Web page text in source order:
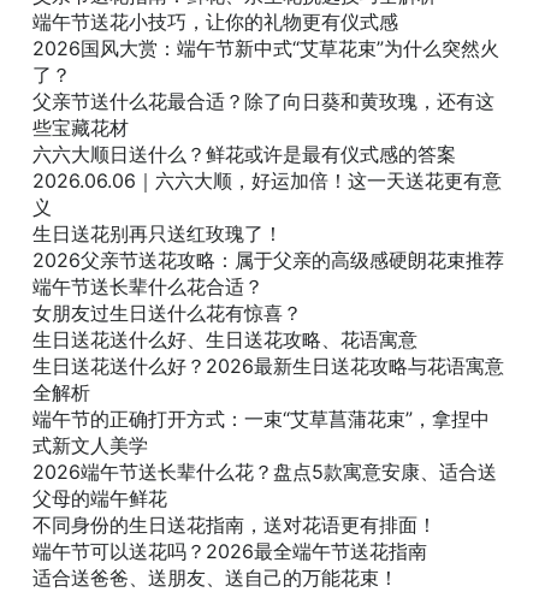
端午节送花小技巧，让你的礼物更有仪式感
2026国风大赏：端午节新中式“艾草花束”为什么突然火
了？
父亲节送什么花最合适？除了向日葵和黄玫瑰，还有这
些宝藏花材
六六大顺日送什么？鲜花或许是最有仪式感的答案
2026.06.06｜六六大顺，好运加倍！这一天送花更有意
义
生日送花别再只送红玫瑰了！
2026父亲节送花攻略：属于父亲的高级感硬朗花束推荐
端午节送长辈什么花合适？
女朋友过生日送什么花有惊喜？
生日送花送什么好、生日送花攻略、花语寓意
生日送花送什么好？2026最新生日送花攻略与花语寓意
全解析
端午节的正确打开方式：一束“艾草菖蒲花束”，拿捏中
式新文人美学
2026端午节送长辈什么花？盘点5款寓意安康、适合送
父母的端午鲜花
不同身份的生日送花指南，送对花语更有排面！
端午节可以送花吗？2026最全端午节送花指南
适合送爸爸、送朋友、送自己的万能花束！